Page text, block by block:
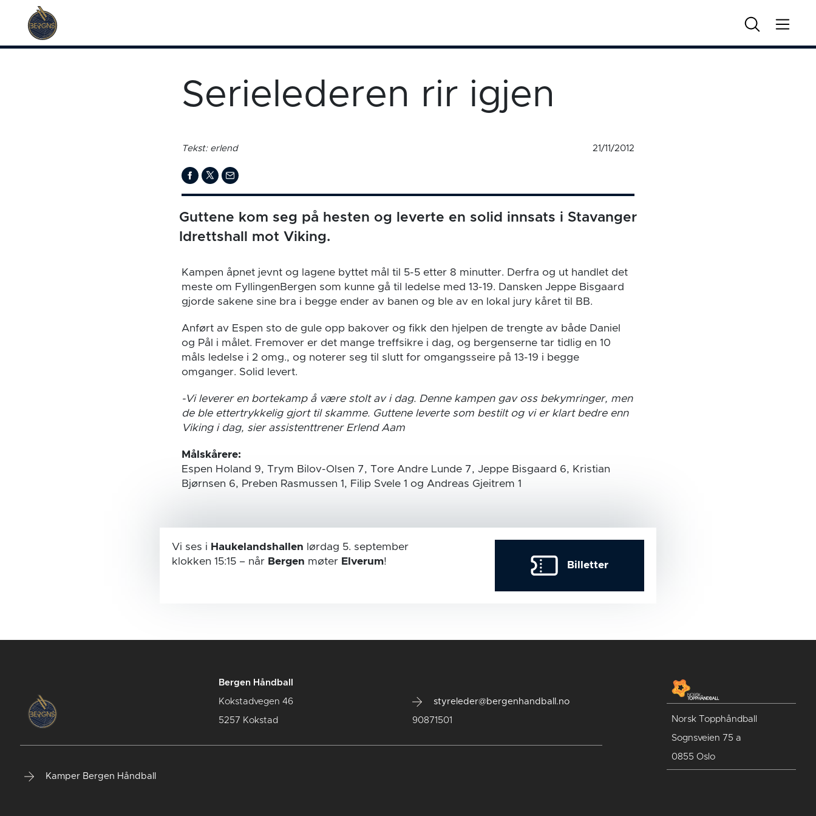
Serielederen rir igjen
Tekst: erlend 21/11/2012
Guttene kom seg på hesten og leverte en solid innsats i Stavanger
Idrettshall mot Viking.
Kampen åpnet jevnt og lagene byttet mål til 5-5 etter 8 minutter. Derfra og ut handlet det
meste om FyllingenBergen som kunne gå til ledelse med 13-19. Dansken Jeppe Bisgaard
gjorde sakene sine bra i begge ender av banen og ble av en lokal jury kåret til BB.
Anført av Espen sto de gule opp bakover og fikk den hjelpen de trengte av både Daniel
og Pål i målet. Fremover er det mange treffsikre i dag, og bergenserne tar tidlig en 10
måls ledelse i 2 omg., og noterer seg til slutt for omgangsseire på 13-19 i begge
omganger. Solid levert.
-Vi leverer en bortekamp å være stolt av i dag. Denne kampen gav oss bekymringer, men
de ble ettertrykkelig gjort til skamme. Guttene leverte som bestilt og vi er klart bedre enn
Viking i dag, sier assistenttrener Erlend Aam
Målskårere:
Espen Holand 9, Trym Bilov-Olsen 7, Tore Andre Lunde 7, Jeppe Bisgaard 6, Kristian
Bjørnsen 6, Preben Rasmussen 1, Filip Svele 1 og Andreas Gjeitrem 1
Vi ses i Haukelandshallen lørdag 5. september
klokken 15:15– når Bergen møter Elverum! Billetter
Bergen Håndball
Kokstadvegen 46
5257 Kokstad
styreleder@bergenhandball.no
90871501
Kamper Bergen Håndball
Norsk Topphåndball
Sognsveien 75 a
0855 Oslo